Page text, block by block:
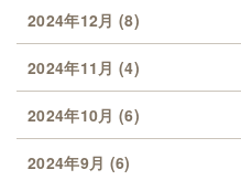
2024年12月 (8)
2024年11月 (4)
2024年10月 (6)
2024年9月 (6)